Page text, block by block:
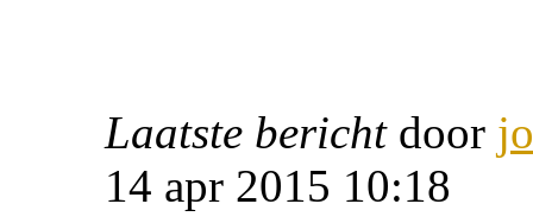
Laatste berichtdoor
14 apr 2015 10:18